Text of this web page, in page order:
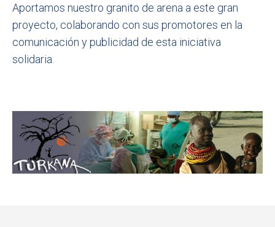
Aportamos nuestro granito de arena a este gran
proyecto, colaborando con sus promotores en la
comunicación y publicidad de esta iniciativa
solidaria.